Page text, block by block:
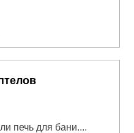
печь для бани....